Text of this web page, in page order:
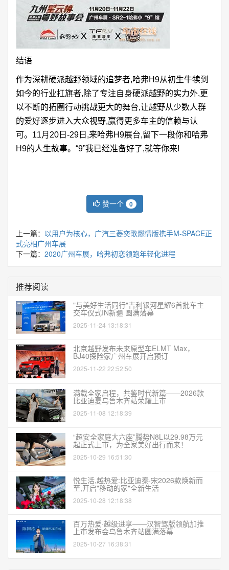
结语
作为深耕硬派越野领域的追梦者,哈弗H9从初生牛犊到
如今的行业扛旗者,除了专注自身硬派越野的实力外,更
以不断的拓圈行动挑战更大的舞台,让越野从少数人群
的爱好逐步进入大众视野,赢得更多车主的信赖与认
可。11月20日-29日,来哈弗H9展台,留下一段你和哈弗
H9的人生故事。“9”我已经准备好了,就等你来!
赞一个 0
上一篇： 以用户为核心，广汽三菱奕歌燃情版携手M-SPACE正
式亮相广州车展
下一篇： 2020广州车展，哈弗初恋领跑年轻化进程
推荐阅读
"与美好生活同行"吉利银河星耀6首批车主
交车仪式IN新疆 圆满落幕
2025-11-24 13:18:31
北京越野发布未来原型车ELMT Max，
BJ40探险家广州车展开启预订
2025-11-22 22:52:50
满载全家启程，共鉴时代新篇——2026款
比亚迪夏乌鲁木齐站荣耀上市
2025-11-08 12:18:39
“超安全家庭大六座”腾势N8L以29.98万元
起正式上市，为全家美好出行而来！
2025-10-29 16:51:30
悦生活,越热爱:比亚迪秦·宋2026款焕新而
至,开启"移动的家"全新生活
2025-10-28 12:18:38
百万热爱·越级进享——汉智驾版领航加推
上市发布会乌鲁木齐站圆满落幕
2025-10-27 16:38:31